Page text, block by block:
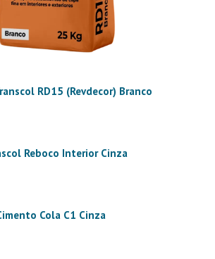
RD15 (Revdecor) Branco
Reboco Interior Cinza
Cola C1 Cinza